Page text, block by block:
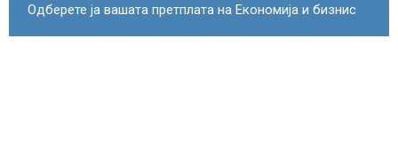
Одберете ја вашата претплата на Економија и бизнис